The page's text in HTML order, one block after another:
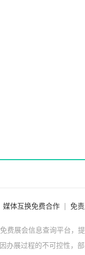
媒体互换免费合作 免
费展会信息查询平台，
展过程的不可控性，